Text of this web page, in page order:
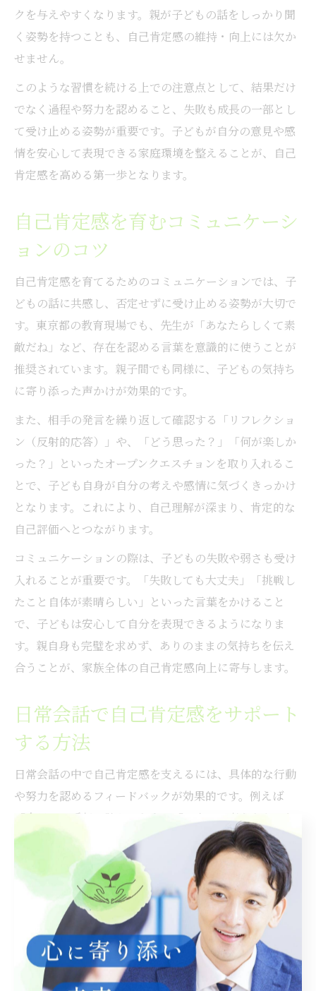
クを与えやすくなります。親が子どもの話をしっかり聞
く姿勢を持つことも、自己肯定感の維持・向上には欠か
せません。
このような習慣を続ける上での注意点として、結果だけ
でなく過程や努力を認めること、失敗も成長の一部とし
て受け止める姿勢が重要です。子どもが自分の意見や感
情を安心して表現できる家庭環境を整えることが、自己
肯定感を高める第一歩となります。
自己肯定感を育むコミュニケーシ
ョンのコツ
自己肯定感を育てるためのコミュニケーションでは、子
どもの話に共感し、否定せずに受け止める姿勢が大切で
す。東京都の教育現場でも、先生が「あなたらしくて素
敵だね」など、存在を認める言葉を意識的に使うことが
推奨されています。親子間でも同様に、子どもの気持ち
に寄り添った声かけが効果的です。
また、相手の発言を繰り返して確認する「リフレクショ
ン（反射的応答）」や、「どう思った？」「何が楽しか
った？」といったオープンクエスチョンを取り入れるこ
とで、子ども自身が自分の考えや感情に気づくきっかけ
となります。これにより、自己理解が深まり、肯定的な
自己評価へとつながります。
コミュニケーションの際は、子どもの失敗や弱さも受け
入れることが重要です。「失敗しても大丈夫」「挑戦し
たこと自体が素晴らしい」といった言葉をかけること
で、子どもは安心して自分を表現できるようになりま
す。親自身も完璧を求めず、ありのままの気持ちを伝え
合うことが、家族全体の自己肯定感向上に寄与します。
日常会話で自己肯定感をサポート
する方法
日常会話の中で自己肯定感を支えるには、具体的な行動
や努力を認めるフィードバックが効果的です。例えば
「今日のお手伝い助かったよ」「工夫して考えたね」と
いった、行動に焦点を当てた声かけが推奨されていま
す。東京都の小学校では、道徳教材を活用し、自己肯定
感に関する話題を日常的に取り上げる取り組みも進めら
れています。
また、子どもが自分の気持ちや考えを話しやすい雰囲気
づくりも重要です。親が自分の失敗談や悩みをオープン
に話すことで、子どもも「自分も話していいんだ」と感